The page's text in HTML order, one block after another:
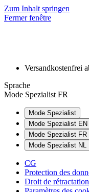
Zum Inhalt springen
Fermer fenêtre
Versandkostenfrei
Sprache
Mode Spezialist FR
Mode Spezialist
Mode Spezialist EN
Mode Spezialist FR
Mode Spezialist NL
CG
Protection des
Droit de rétractation